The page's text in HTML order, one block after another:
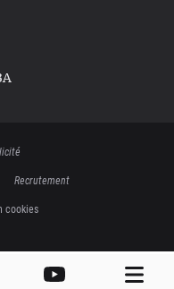
Recrutement
cookies